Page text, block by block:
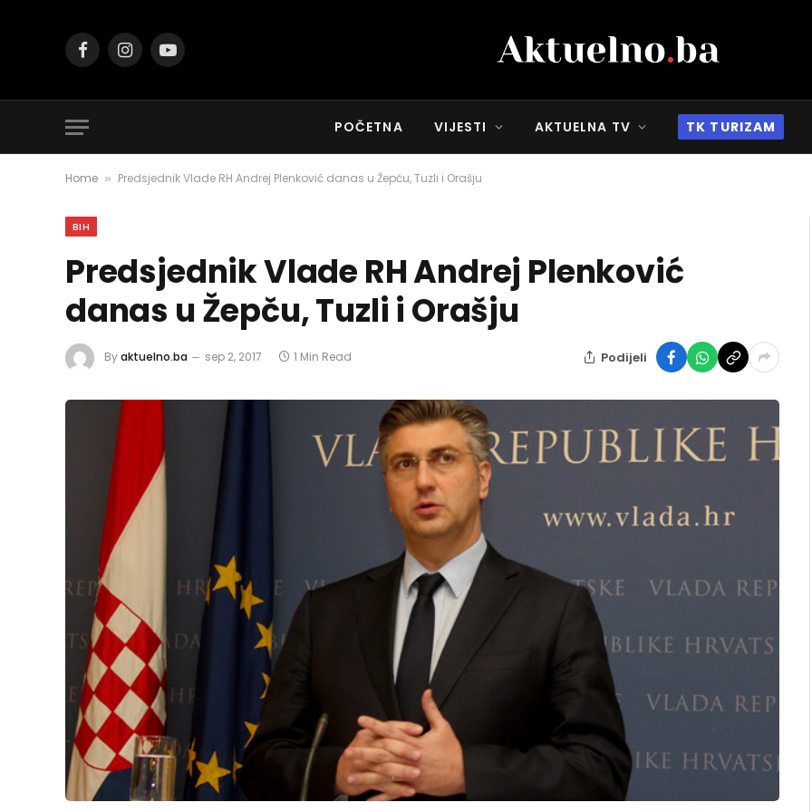
FacebookInstagramYouTube
POČETNA VIJESTI AKTUELNA TV TK TURIZAM
Home » Predsjednik Vlade RH Andrej Plenković danas u Žepču, Tuzli i Orašju
BIH
Predsjednik Vlade RH Andrej Plenković
danas u Žepču, Tuzli i Orašju
Byaktuelno.ba sep 2, 2017 1 Min Read Podijeli